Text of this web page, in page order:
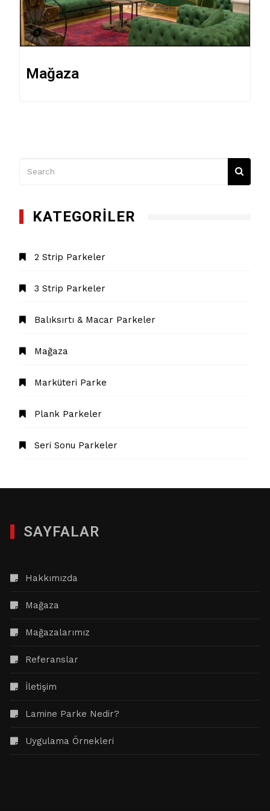
Mağaza
KATEGORILER
2 Strip Parkeler
3 Strip Parkeler
Balıksırtı & Macar Parkeler
Mağaza
Marküteri Parke
Plank Parkeler
Seri Sonu Parkeler
SAYFALAR
Hakkımızda
Mağaza
Mağazalarımız
Referanslar
İletişim
Lamine Parke Nedir?
Uygulama Örnekleri